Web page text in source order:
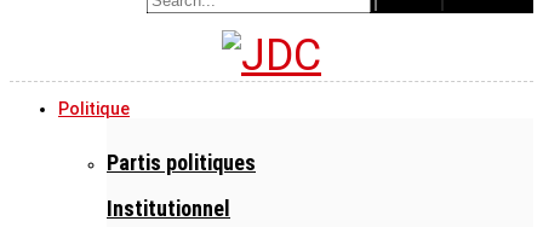
Politique
Partis politiques
Institutionnel